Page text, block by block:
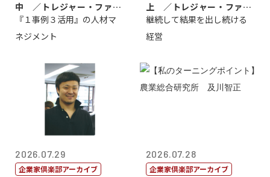
中 ／トレジャー・ファク
トリー社長野坂...
『１事例３活用』の人材マ
ネジメント
上 ／トレジャー・ファク
トリー社長野坂...
継続して結果を出し続ける
経営
2026.07.29
企業家倶楽部アーカイブ
2026.07.28
企業家倶楽部アーカイブ